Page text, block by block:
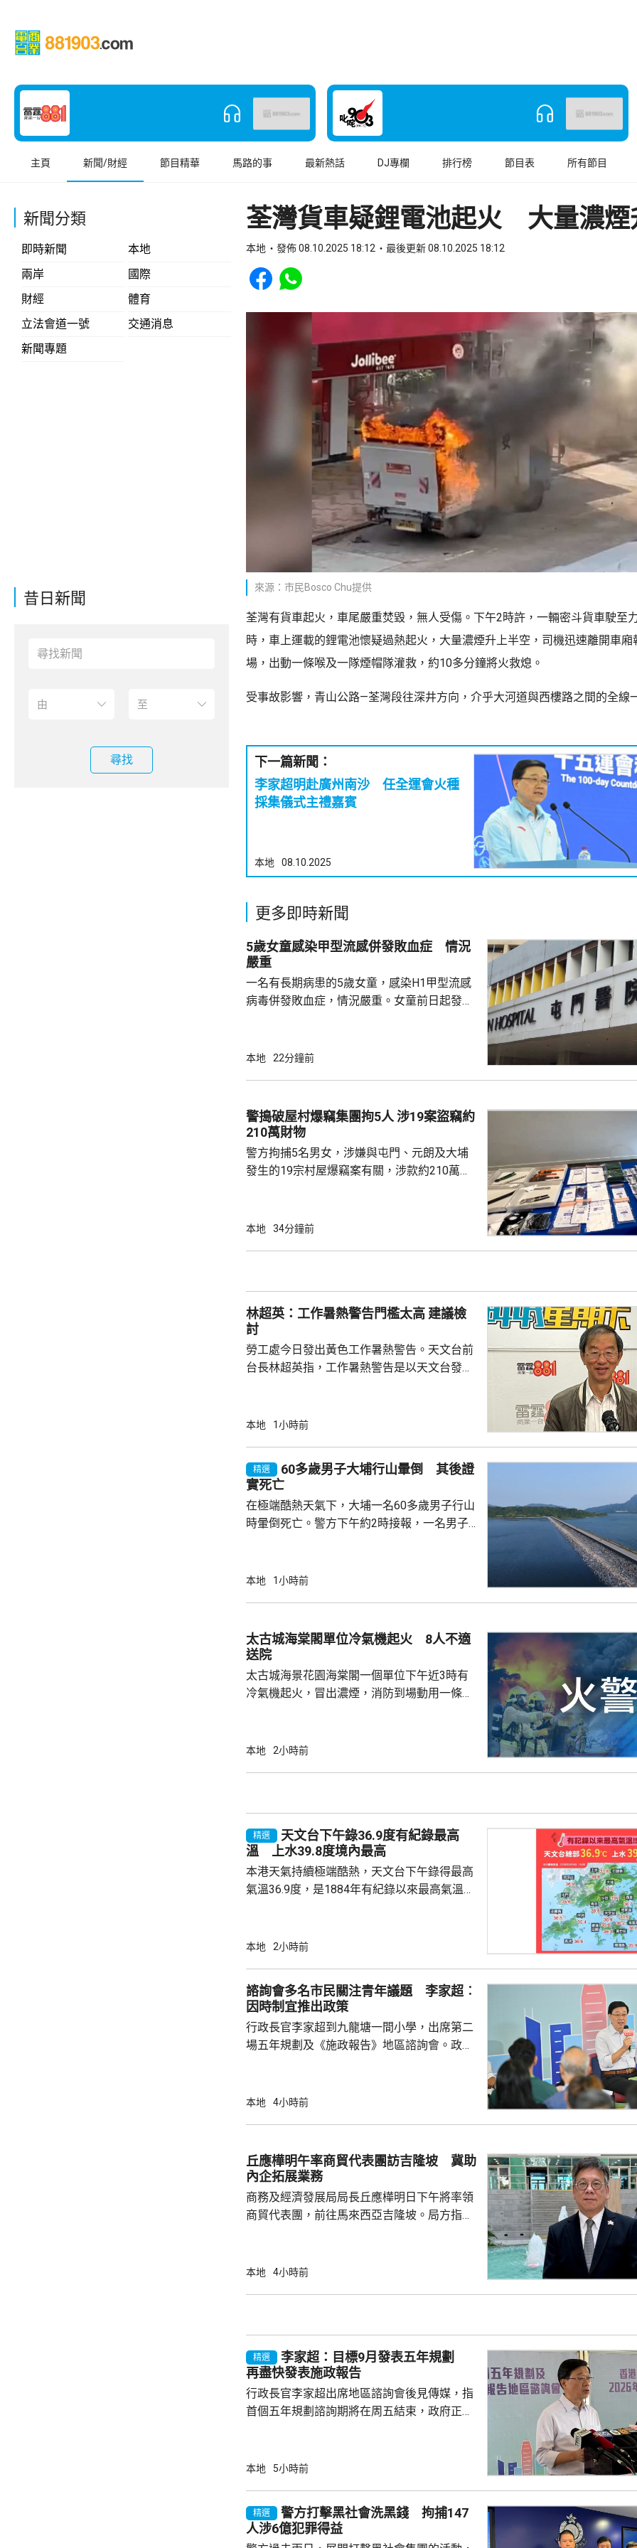
主頁 新聞/財經 節目精華 馬路的事 最新熱話 DJ專欄 排行榜 節目表 所有節目
新聞分類
即時新聞
本地
兩岸
國際
財經
體育
立法會道一號
交通消息
新聞專題
昔日新聞
尋找
荃灣貨車疑鋰電池起火 大量濃煙
本地 發佈 08.10.2025 18:12 最後更新 08.10.2025 18:12
Share to Facebook
Share to WhatsApp
來源：市民Bosco Chu提供
荃灣有貨車起火，車尾嚴重焚毀，無人受傷。下午2時許，一輛密斗貨車駛至
時，車上運載的鋰電池懷疑過熱起火，大量濃煙升上半空，司機迅速離開車廂
場，出動一條喉及一隊煙帽隊灌救，約10多分鐘將火救熄。
受事故影響，青山公路—荃灣段往深井方向，介乎大河道與西樓路之間的全線
下一篇新聞：
李家超明赴廣州南沙 任全運會火種
採集儀式主禮嘉賓
本地 08.10.2025
更多即時新聞
5歲女童感染甲型流感併發敗血症 情況
嚴重
一名有長期病患的5歲女童，感染H1甲型流感
病毒併發敗血症，情況嚴重。女童前日起發
部留醫，初步調查結果顯示，女童曾接種季節
堅說，最新監測數據顯示，現時流感活躍程度
處於高水平，主要流感病毒檢測為甲型H3及
本地 22分鐘前
警搗破屋村爆竊集團拘5人 涉19案盜竊約
210萬財物
警方拘捕5名男女，涉嫌與屯門、元朗及大埔
發生的19宗村屋爆竊案有關，涉款約210萬，
區保安薄弱的村屋單位，趁屋主在傍晚外出時
示，涉事集團活躍至少3個月，其中53歲男子
為集團主腦，負責安排2...
本地 34分鐘前
林超英：工作暑熱警告門檻太高 建議檢
討
勞工處今日發出黃色工作暑熱警告。天文台前
台長林超英指，工作暑熱警告是以天文台發出
的佔比較少，但戶外工作人士受到的太陽照射
是發出最低級的黃色工作暑熱警告，顯示警告
的門檻太高，認為更高級別的警告形同虛設。
林超英指，全球暖化下，露天工作人士未來...
本地 1小時前
精選
60多歲男子大埔行山暈倒 其後證
實死亡
在極端酷熱天氣下，大埔一名60多歲男子行山
時暈倒死亡。警方下午約2時接報，一名男子
一度錄到37度的高溫。 行山專家籲炎熱天氣
動，但強調現時的暑熱天氣相對極端，應避免
於烈日當空時段行山，最好選擇清晨或傍晚時
本地 1小時前
太古城海棠閣單位冷氣機起火 8人不適
送院
太古城海景花園海棠閣一個單位下午近3時有
冷氣機起火，冒出濃煙，消防到場動用一條喉
警期間有超過20人自行疏散到天台。
本地 2小時前
精選
天文台下午錄36.9度有紀錄最高
溫 上水39.8度境內最高
本港天氣持續極端酷熱，天文台下午錄得最高
氣溫36.9度，是1884年有紀錄以來最高氣溫；
錄；其他地區亦普遍錄得35至37度。 天文台
大致天晴，明早最低約30度，日間極端酷熱，
市區最高約36度，新界再高一兩度，周二仍極
端酷熱...
本地 2小時前
諮詢會多名市民關注青年議題 李家超︰
因時制宜推出政策
行政長官李家超到九龍塘一間小學，出席第二
場五年規劃及《施政報告》地區諮詢會。政務
訂五年規劃，因此諮詢會有特別意義，希望就
題，指近年文憑試狀元大多選讀醫科，反映青
年人感覺工程及科學專業就業有局限。亦有市
民指，在與大灣區融合下，即使尖子...
本地 4小時前
丘應樺明午率商貿代表團訪吉隆坡 冀助
內企拓展業務
商務及經濟發展局局長丘應樺明日下午將率領
商貿代表團，前往馬來西亞吉隆坡。局方指，
了解海外市場情況和需要，代表團成員包括內
投資推廣署舉辦的商務研討會暨交流午宴，並
參觀企業，以及與當地商會和相關機構交
流。...
本地 4小時前
精選
李家超：目標9月發表五年規劃
再盡快發表施政報告
行政長官李家超出席地區諮詢會後見傳媒，指
首個五年規劃諮詢期將在周五結束，政府正馬
施政報告發表時間距離五年規劃越短越好，盡
場諮詢會，收集到的意見當中，有1.3萬份與
五年規劃有關，8500份與施政報告有關。他
本地 5小時前
精選
警方打擊黑社會洗黑錢 拘捕147
人涉6億犯罪得益